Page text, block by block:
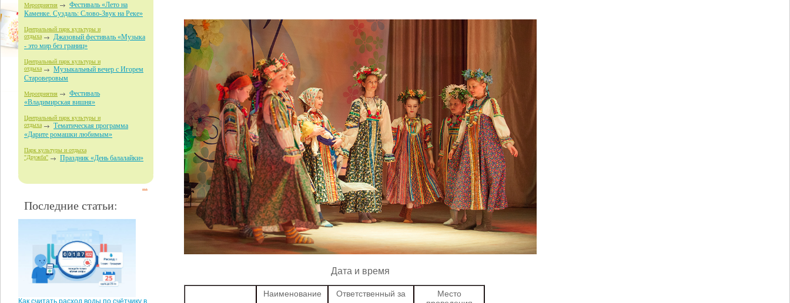
Мероприятия
Фестиваль «Лето на
Каменке. Суздаль: Слово-Звук на Реке»
Центральный парк культуры и
отдыха
Джазовый фестиваль «Музыка
- это мир без границ»
Центральный парк культуры и
отдыха
Музыкальный вечер с Игорем
Староверовым
Мероприятия
Фестиваль
«Владимирская вишня»
Центральный парк культуры и
отдыха
Тематическая программа
«Дарите ромашки любимым»
Парк культуры и отдыха
"Дружба" Праздник «День балалайки»
Последние статьи:
Дата и время
Наименование
Ответственный за
Место